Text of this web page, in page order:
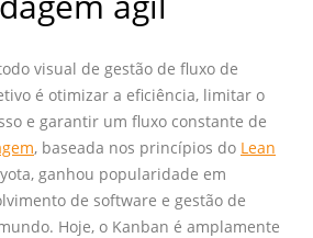
visual de gestão de fluxo de
é otimizar a eficiência, limitar o
e garantir um fluxo constante de
, baseada nos princípios do Lean
ganhou popularidade em
de software e gestão de
Hoje, o Kanban é amplamente